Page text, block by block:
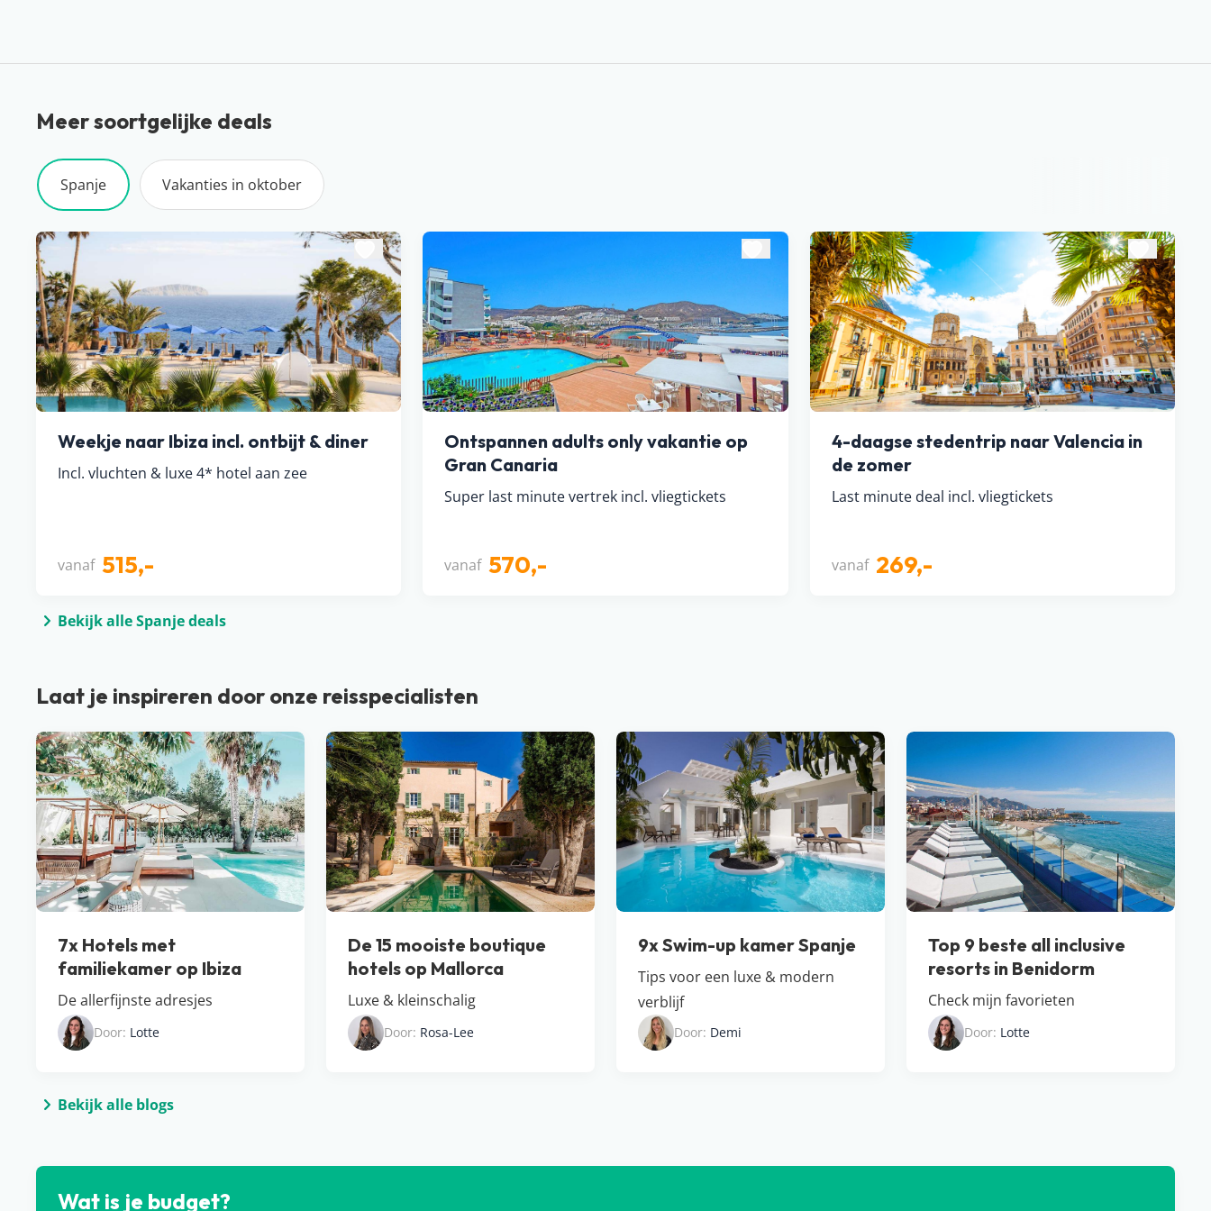
Meer soortgelijke deals
Spanje Vakanties in oktober
Weekje naar Ibiza incl. ontbijt & diner
Incl. vluchten & luxe 4* hotel aan zee
vanaf 515,-
Ontspannen adults only vakantie op
Gran Canaria
Super last minute vertrek incl. vliegtickets
vanaf 570,-
4-daagse stedentrip naar Valencia in
de zomer
Last minute deal incl. vliegtickets
vanaf 269,-
Bekijk alle Spanje deals
Laat je inspireren door onze reisspecialisten
7x Hotels met
familiekamer op Ibiza
De allerfijnste adresjes
Door: Lotte
De 15 mooiste boutique
hotels op Mallorca
Luxe & kleinschalig
Door: Rosa-Lee
9x Swim-up kamer Spanje
Tips voor een luxe & modern
verblijf
Door: Demi
Top 9 beste all inclusive
resorts in Benidorm
Check mijn favorieten
Door: Lotte
Bekijk alle blogs
Wat is je budget?